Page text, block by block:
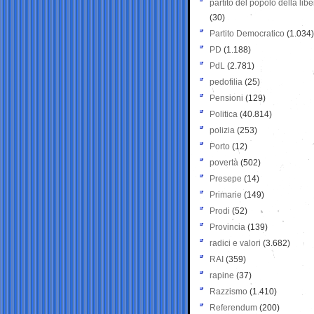
partito del popolo della
(30)
Partito Democratico (1.034)
PD (1.188)
PdL (2.781)
pedofilia (25)
Pensioni (129)
Politica (40.814)
polizia (253)
Porto (12)
povertà (502)
Presepe (14)
Primarie (149)
Prodi (52)
Provincia (139)
radici e valori (3.682)
RAI (359)
rapine (37)
Razzismo (1.410)
Referendum (200)